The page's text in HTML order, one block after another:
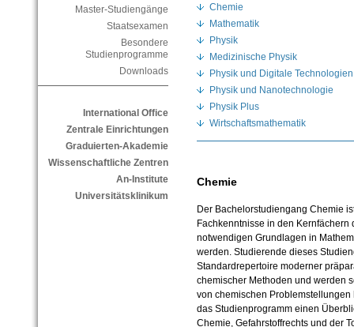
Master-Studiengänge
Staatsexamen
Besondere
Studienprogramme
Downloads
International Office
Zentrale Einrichtungen
Graduierten-Akademie
Wissenschaftliche Zentren
An-Institute
Universitätsklinikum
Chemie
Mathematik
Physik
Medizinische Physik
Physik und Digitale Technologien
Physik und Nanotechnologie
Physik Plus
Wirtschaftsmathematik
Chemie
Der Bachelorstudiengang Chemie
Fachkenntnisse in den
notwendigen Grundlagen in
werden. Studierende dieses
Standardrepertoire moderner
chemischer Methoden und werden
von chemischen
das Studienprogramm einen
Chemie, Gefahrstoffrechts und der